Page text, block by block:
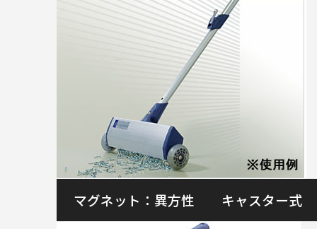
マグネット：異方性 キャスター式